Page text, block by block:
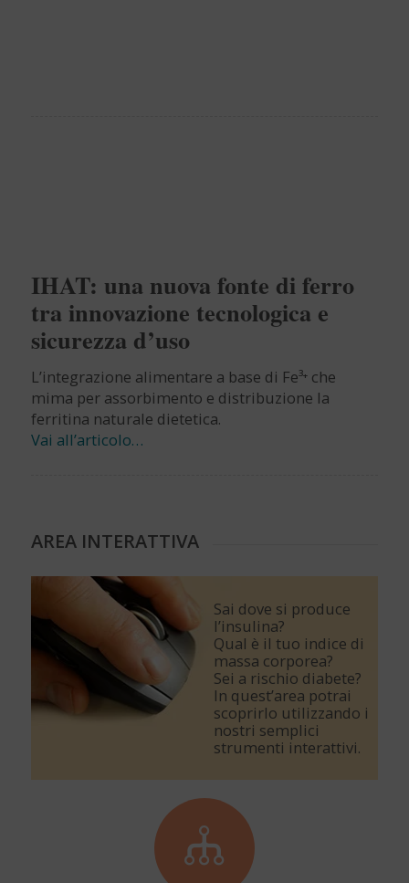
IHAT: una nuova fonte di ferro
tra innovazione tecnologica e
sicurezza d’uso
L’integrazione alimentare a base di Fe³⁺ che
mima per assorbimento e distribuzione la
ferritina naturale dietetica.
Vai all’articolo…
AREA INTERATTIVA
Sai dove si produce
l’insulina?
Qual è il tuo indice di
massa corporea?
Sei a rischio diabete?
In quest’area potrai
scoprirlo utilizzando i
nostri semplici
strumenti interattivi.